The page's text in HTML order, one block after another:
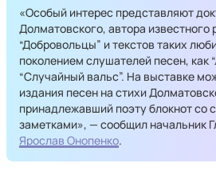
«Особый интерес представляют
Долматовского, автора известного
“Добровольцы” и текстов таких
поколением слушателей песен, как
“Случайный вальс”. На выставке
издания песен на стихи
принадлежавший поэту блокнот со
заметками», — сообщил начальник
Ярослав Онопенко.